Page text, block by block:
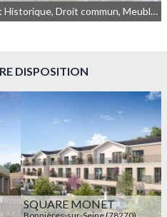
Résidence Principale, Monument Historique, Droit commun, Meublé non géré
DISPOSITION
SQUARE MONET